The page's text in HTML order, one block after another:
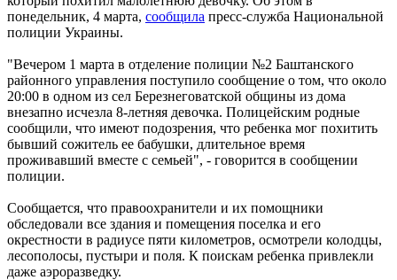
понедельник, 4 марта, сообщила пресс-служба Национальной
полиции Украины.
"Вечером 1 марта в отделение полиции №2 Баштанского
районного управления поступило сообщение о том, что около
20:00 в одном из сел Березнеговатской общины из дома
внезапно исчезла 8-летняя девочка. Полицейским родные
сообщили, что имеют подозрения, что ребенка мог похитить
бывший сожитель ее бабушки, длительное время
проживавший вместе с семьей", - говорится в сообщении
полиции.
Сообщается, что правоохранители и их помощники
обследовали все здания и помещения поселка и его
окрестности в радиусе пяти километров, осмотрели колодцы,
лесополосы, пустыри и поля. К поискам ребенка привлекли
даже аэроразведку.